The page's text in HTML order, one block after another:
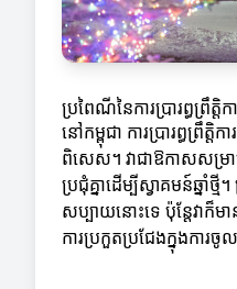
ប្រពៃណីនៃការប្រារព្ធព្រឹត្
នៅកម្ពុជា ការប្រារព្ធព្រឹត្
ពិសេស។ វាជាឱកាសសម្រា
ប្រជុំគ្នាដើម្បីស្វាគមន៍ឆ្នាំថ្
សប្បាយនោះទេ ប៉ុន្ដែវាក៏
ការប្រកួតប្រជែងក្នុងការចូ